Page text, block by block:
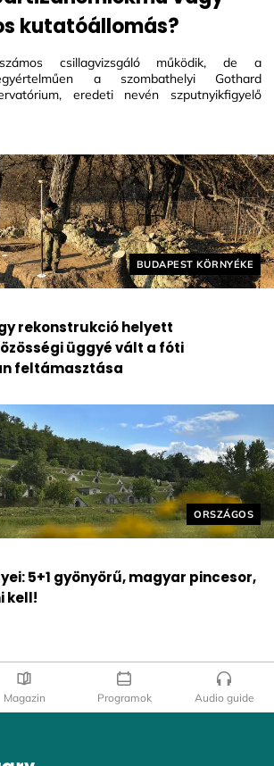
Helyszín címkék:
BUDAPEST KÖRNYÉKE
rekonstrukció helyett
üggyé vált a fóti
feltámasztása
kutatóállomás?
számos csillagvizsgáló működik, de a
a szombathelyi Gothard
eredeti nevén szputnyikfigyelő
Helyszín
ORSZÁGOS
5+1 gyönyörű, magyar pincesor,
kell!
Magazin Programok Audio guide